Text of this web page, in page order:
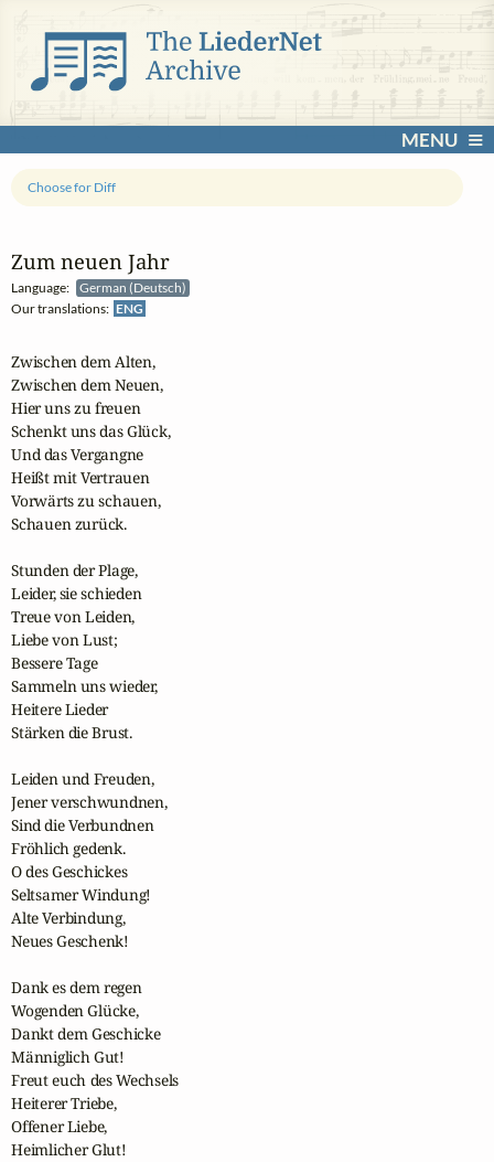
MENU
Zum neuen Jahr
Language:
German (Deutsch)
Our translations: ENG
Choose for Diff
Zwischen dem Alten,
Zwischen dem Neuen,
Hier uns zu freuen
Schenkt uns das Glück,
Und das Vergangne
Heißt mit Vertrauen
Vorwärts zu schauen,
Schauen zurück.
Stunden der Plage,
Leider, sie schieden
Treue von Leiden,
Liebe von Lust;
Bessere Tage
Sammeln uns wieder,
Heitere Lieder
Stärken die Brust.
Leiden und Freuden,
Jener verschwundnen,
Sind die Verbundnen
Fröhlich gedenk.
O des Geschickes
Seltsamer Windung!
Alte Verbindung,
Neues Geschenk!
Dank es dem regen
Wogenden Glücke,
Dankt dem Geschicke
Männiglich Gut!
Freut euch des Wechsels
Heiterer Triebe,
Offener Liebe,
Heimlicher Glut!